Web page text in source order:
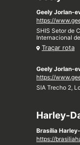
Geely Jorlan-
https://
SHIS Setor de
Internacional
Traçar rota
Geely Jorlan-
https://
SIA Trecho 2,
Harley-
Brasília
https://